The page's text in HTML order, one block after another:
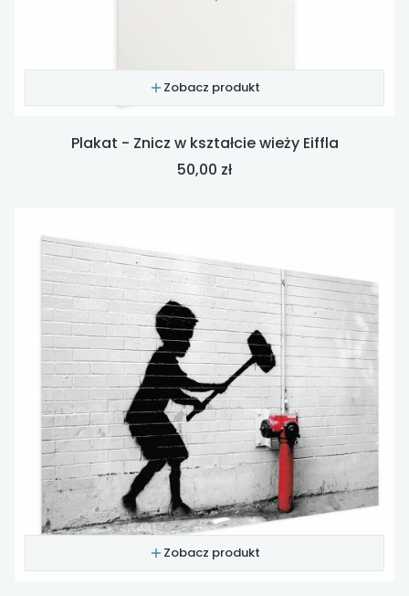
Zobacz produkt
Plakat - Znicz w kształcie wieży Eiffla
Cena
50,00 zł
Zobacz produkt